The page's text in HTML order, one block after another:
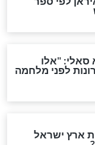
אפיקורסות
של
יהיה